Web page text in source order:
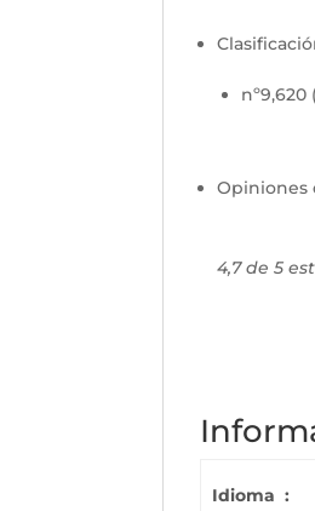
nº9,620
Opiniones
4,7 de 5
Idioma ‏ : ‎